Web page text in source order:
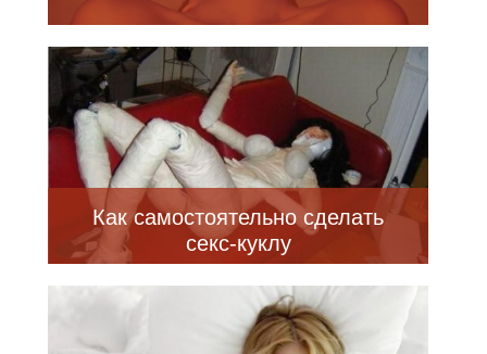
Как самостоятельно сделать
секс-куклу